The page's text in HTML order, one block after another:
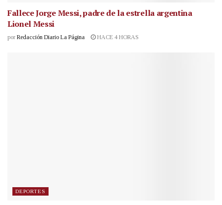
Fallece Jorge Messi, padre de la estrella argentina
Lionel Messi
por Redacción Diario La Página HACE 4 HORAS
DEPORTES